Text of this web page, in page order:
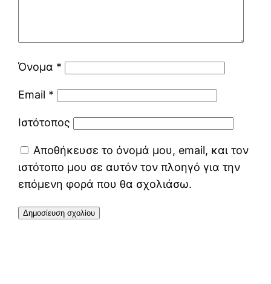
Όνομα *
Email *
Ιστότοπος
Αποθήκευσε το όνομά μου, email, και τον
ιστότοπο μου σε αυτόν τον πλοηγό για την
επόμενη φορά που θα σχολιάσω.